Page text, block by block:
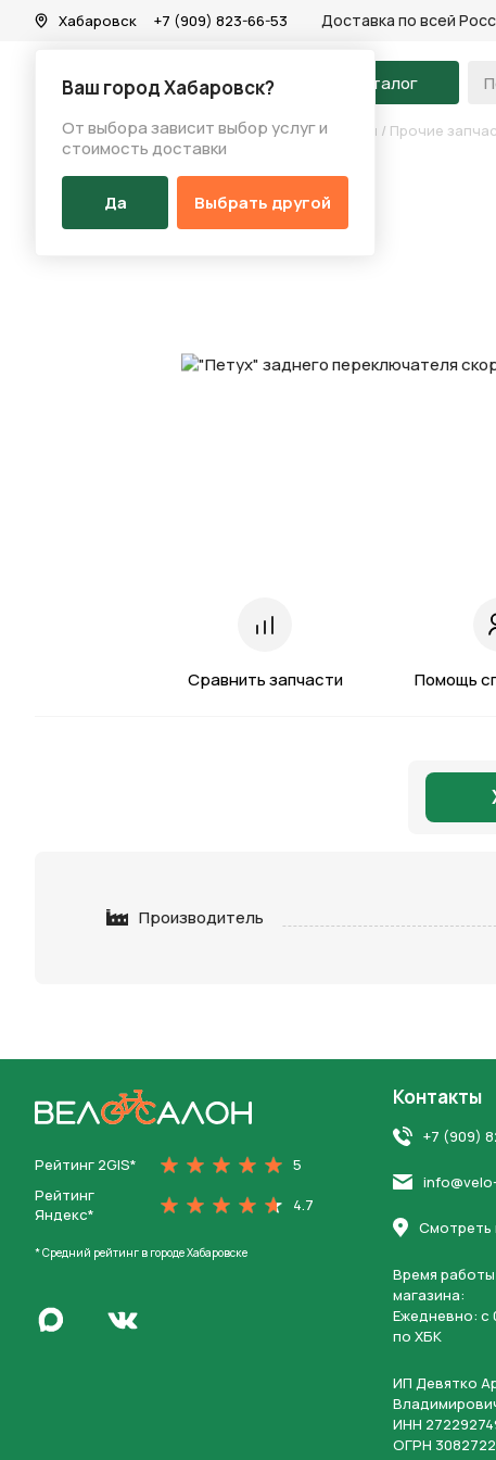
Хабаровск
Ваш город Хабаровск?
От выбора зависит выбор услуг и
стоимость доставки
Да Выбрать другой
+7 (909) 823-66-53 Доставка по всей
На главную Каталог
Каталог/Запчасти/Переключение скоростей / Прочие
Сравнить запчасти Помощь
Производитель
Рейтинг 2GIS*
5
Рейтинг
Яндекс*
4.7
* Средний рейтинг в городе Хабаровске
Написать в MaxПерейти во Вконтакте
Контакты
+7 (909)
Смотреть
Время
магазина:
Ежедневно: c
по ХБК
ИП Девятко
ИНН
ОГРН